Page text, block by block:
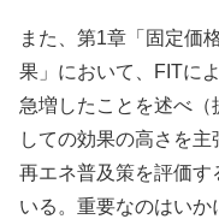
また、第1章「固定価
果」において、FITに
急増したことを述べ（
しての効果の高さを
再エネ普及策を評価す
いる。重要なのはい